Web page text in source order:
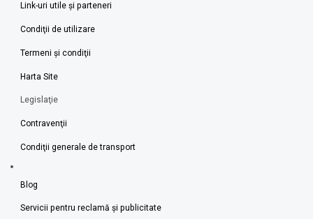
Link-uri utile şi parteneri
Condiţii de utilizare
Termeni şi condiţii
Harta Site
Legislaţie
Contravenţii
Condiţii generale de transport
Blog
Servicii pentru reclamă și publicitate